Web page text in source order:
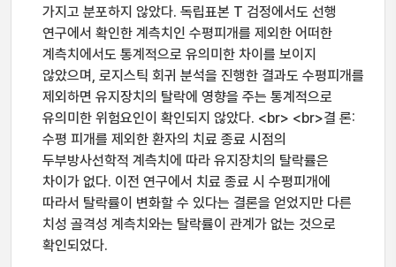
가지고 분포하지 않았다. 독립표본 T 검정에서도 선행
연구에서 확인한 계측치인 수평피개를 제외한 어떠한
계측치에서도 통계적으로 유의미한 차이를 보이지
않았으며, 로지스틱 회귀 분석을 진행한 결과도 수평피개를
제외하면 유지장치의 탈락에 영향을 주는 통계적으로
유의미한 위험요인이 확인되지 않았다. <br> <br>결 론:
수평 피개를 제외한 환자의 치료 종료 시점의
두부방사선학적 계측치에 따라 유지장치의 탈락률은
차이가 없다. 이전 연구에서 치료 종료 시 수평피개에
따라서 탈락률이 변화할 수 있다는 결론을 얻었지만 다른
치성 골격성 계측치와는 탈락률이 관계가 없는 것으로
확인되었다.